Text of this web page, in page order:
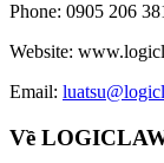
Phone: 0905 206
Website:
Email:
Về